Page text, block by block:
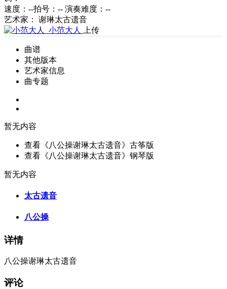
速度：--拍号：-- 演奏难度： --
艺术家： 谢琳太古遗音
小范大人
上传
曲谱
其他版本
艺术家信息
曲专题
暂无内容
查看《八公操谢琳太古遗音》古筝版
查看《八公操谢琳太古遗音》钢琴版
暂无内容
太古遗音
八公操
详情
八公操谢琳太古遗音
评论